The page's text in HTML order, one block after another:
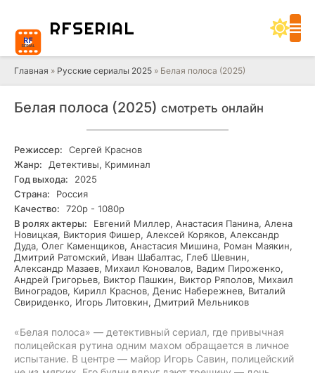
RFSERIAL
Главная » Русские сериалы 2025 » Белая полоса (2025)
Белая полоса (2025) смотреть онлайн
Режиссер:
Сергей Краснов
Жанр:
Детективы, Криминал
Год выхода:
2025
Страна:
Россия
Качество:
720р - 1080р
В ролях актеры:
Евгений Миллер, Анастасия Панина, Алена
Новицкая, Виктория Фишер, Алексей Коряков, Александр
Дуда, Олег Каменщиков, Анастасия Мишина, Роман Маякин,
Дмитрий Ратомский, Иван Шабалтас, Глеб Шевнин,
Александр Мазаев, Михаил Коновалов, Вадим Пироженко,
Андрей Григорьев, Виктор Пашкин, Виктор Ряполов, Михаил
Виноградов, Кирилл Краснов, Денис Набережнев, Виталий
Свириденко, Игорь Литовкин, Дмитрий Мельников
«Белая полоса» — детективный сериал, где привычная
полицейская рутина одним махом обращается в личное
испытание. В центре — майор Игорь Савин, полицейский